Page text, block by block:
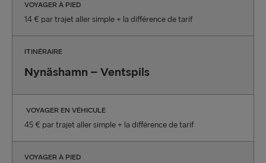
VOYAGER À PIED
14 € par trajet aller simple + la différence de tarif
ITINÉRAIRE
Nynäshamn – Ventspils
VOYAGER EN VÉHICULE
45 € par trajet aller simple + la différence de tarif
VOYAGER À PIED